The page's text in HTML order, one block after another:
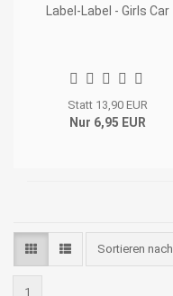
Label-Label - Girls Car
Statt 13,90 EUR
Nur 6,95 EUR
Sortieren nach
Sortieren nach
1